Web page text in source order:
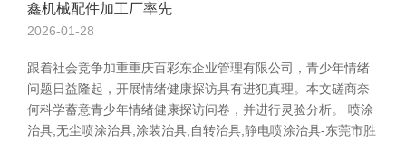
鑫机械配件加工厂率先
2026-01-28
跟着社会竞争加重重庆百彩东企业管理有限公司，青少年情绪
问题日益隆起，开展情绪健康探访具有进犯真理。本文磋商奈
何科学蓄意青少年情绪健康探访问卷，并进行灵验分析。 喷涂
治具,无尘喷涂治具,涂装治具,自转治具,静电喷涂治具-东莞市胜